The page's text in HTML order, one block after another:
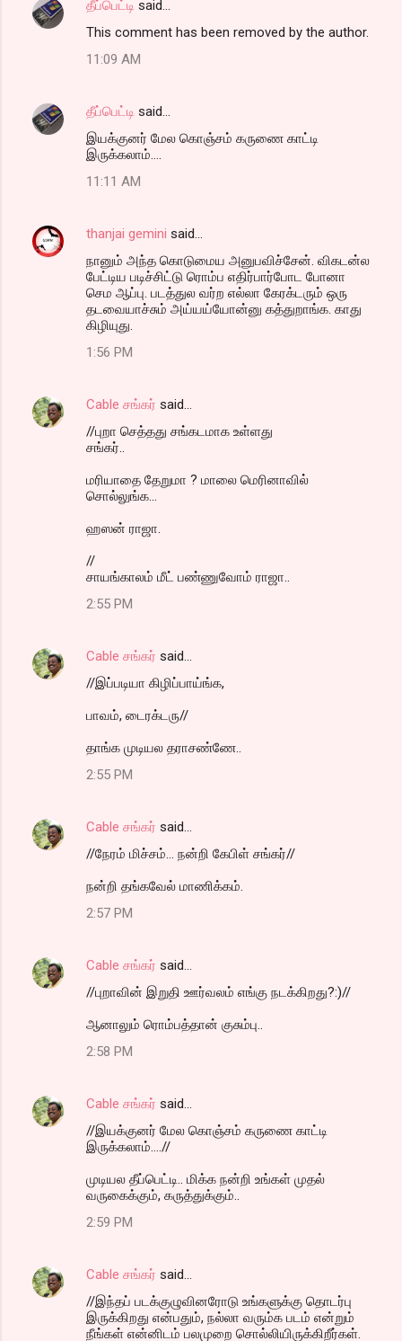
தீப்பெட்டி said…
This comment has been removed by the author.
11:09 AM
தீப்பெட்டி said…
இயக்குனர் மேல கொஞ்சம் கருணை காட்டி
இருக்கலாம்....
11:11 AM
thanjai gemini said…
நானும் அந்த கொடுமைய அனுபவிச்சேன். விகடன்ல
பேட்டிய படிச்சிட்டு ரொம்ப எதிர்பார்போட போனா
செம ஆப்பு. படத்துல வர்ற எல்லா கேரக்டரும் ஒரு
தடவையாச்சும் அய்யய்யோன்னு கத்துறாங்க. காது
கிழியுது.
1:56 PM
Cable சங்கர் said…
//புறா செத்தது சங்கடமாக உள்ளது
சங்கர்..
மரியாதை தேறுமா ? மாலை மெரினாவில்
சொல்லுங்க...
ஹஸன் ராஜா.
//
சாயங்காலம் மீட் பண்ணுவோம் ராஜா..
2:55 PM
Cable சங்கர் said…
//இப்படியா கிழிப்பாய்ங்க,
பாவம், டைரக்டரு//
தாங்க முடியல தராசண்ணே..
2:55 PM
Cable சங்கர் said…
//நேரம் மிச்சம்... நன்றி கேபிள் சங்கர்//
நன்றி தங்கவேல் மாணிக்கம்.
2:57 PM
Cable சங்கர் said…
//புறாவின் இறுதி ஊர்வலம் எங்கு நடக்கிறது?:)//
ஆனாலும் ரொம்பத்தான் குசும்பு..
2:58 PM
Cable சங்கர் said…
//இயக்குனர் மேல கொஞ்சம் கருணை காட்டி
இருக்கலாம்....//
முடியல தீப்பெட்டி.. மிக்க நன்றி உங்கள் முதல்
வருகைக்கும், கருத்துக்கும்..
2:59 PM
Cable சங்கர் said…
//இந்தப் படக்குழுவினரோடு உங்களுக்கு தொடர்பு
இருக்கிறது என்பதும், நல்லா வரும்க படம் என்றும்
நீங்கள் என்னிடம் பலமுறை சொல்லியிருக்கிறீர்கள்.